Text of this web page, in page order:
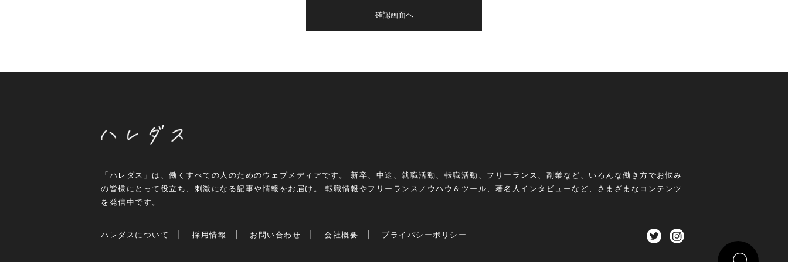
「ハレダス」は、働くすべての人のためのウェブメディアです。 新卒、中途、就職活動、転職活動、フリーランス、副業など、いろんな働き方でお悩み
の皆様にとって役立ち、刺激になる記事や情報をお届け。 転職情報やフリーランスノウハウ＆ツール、著名人インタビューなど、さまざまなコンテンツ
を発信中です。
ハレダスについて 採用情報 お問い合わせ 会社概要 プライバシーポリシー